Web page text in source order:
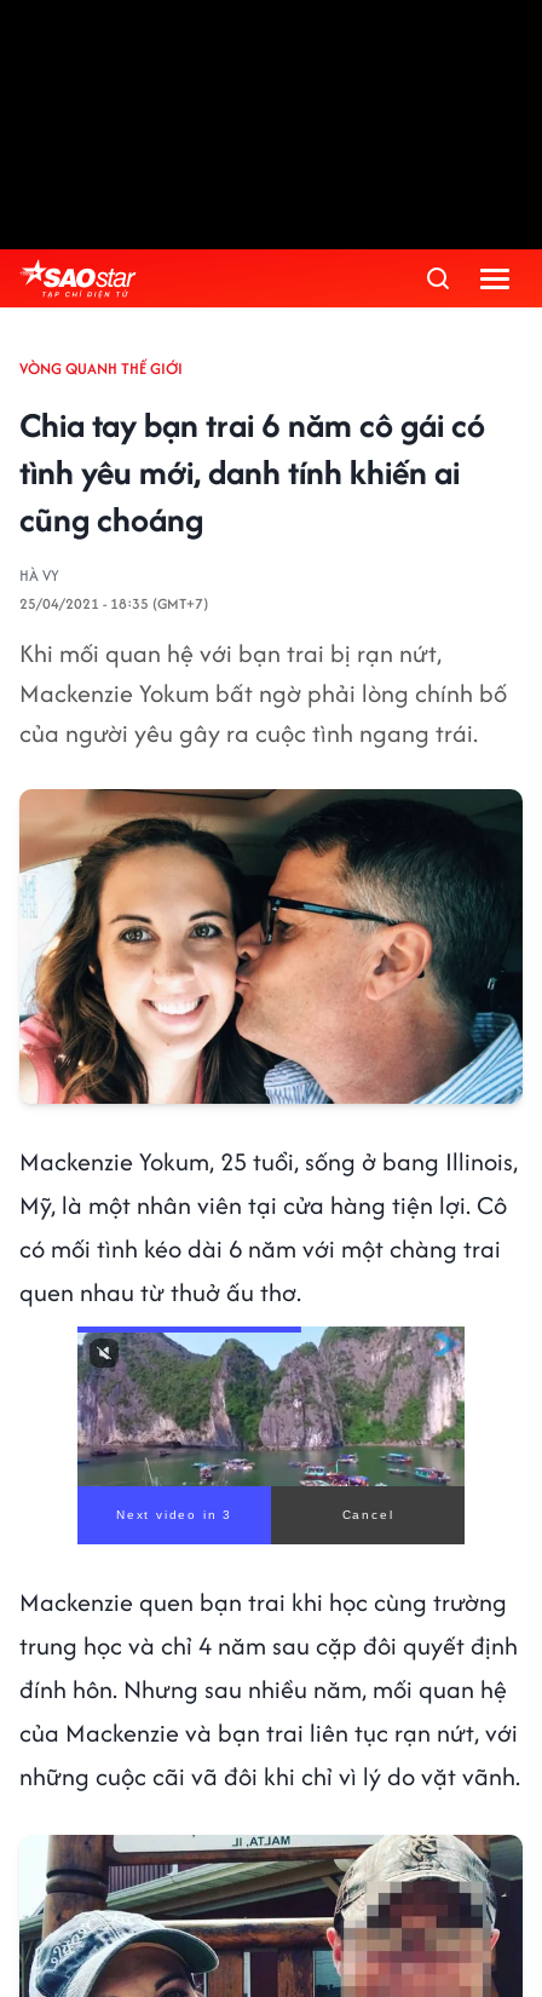
VÒNG QUANH THẾ GIỚI
Chia tay bạn trai 6 năm cô gái có
tình yêu mới, danh tính khiến ai
cũng choáng
HÀ VY
25/04/2021 - 18:35 (GMT+7)
Khi mối quan hệ với bạn trai bị rạn nứt,
Mackenzie Yokum bất ngờ phải lòng chính bố
của người yêu gây ra cuộc tình ngang trái.
Mackenzie Yokum, 25 tuổi, sống ở bang Illinois,
Mỹ, là một nhân viên tại cửa hàng tiện lợi. Cô
có mối tình kéo dài 6 năm với một chàng trai
quen nhau từ thuở ấu thơ.
Next video in 1 Cancel
Mackenzie quen bạn trai khi học cùng trường
trung học và chỉ 4 năm sau cặp đôi quyết định
đính hôn. Nhưng sau nhiều năm, mối quan hệ
của Mackenzie và bạn trai liên tục rạn nứt, với
những cuộc cãi vã đôi khi chỉ vì lý do vặt vãnh.